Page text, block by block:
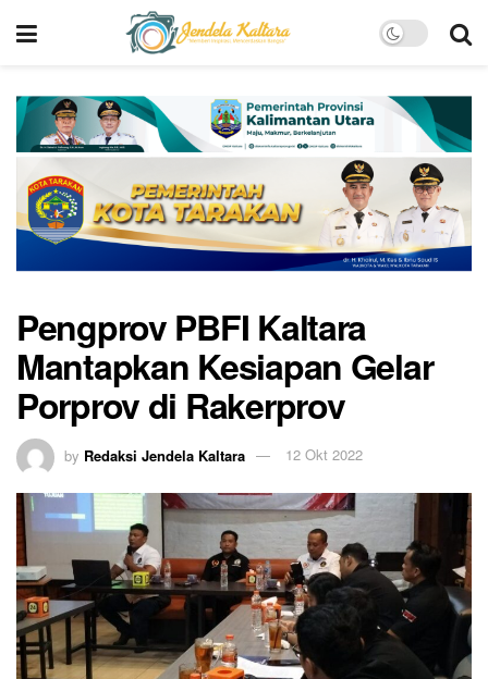
Pengprov PBFI Kaltara
Mantapkan Kesiapan Gelar
Porprov di Rakerprov
by Redaksi Jendela Kaltara 12 Okt 2022